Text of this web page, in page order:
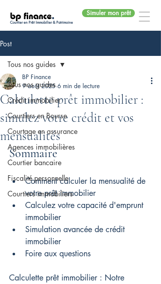
bp finance.
Courtier en Prêt Immobilier & Patrimoine
Simuler mon prêt
Post
Tous nos guides
Crédit immobilier
Courtiers en Bourse
Courtage en assurance
Agences immobilières
Courtier bancaire
Fiscalité personnelle
Courtiers immobiliers
Tous nos guides
Calculette prêt immobilier :
simulez votre crédit et vos
mensualités
BP Finance
9 août 2025 6 min de lecture
Sommaire
Comment calculer la mensualité de
votre prêt immobilier
Calculez votre capacité d'emprunt
immobilier
Simulation avancée de crédit
immobilier
Foire aux questions
Calculette prêt immobilier : Notre